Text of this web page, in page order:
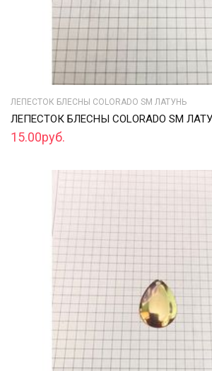
ЛЕПЕСТОК БЛЕСНЫ COLORADO SM ЛАТУНЬ
ЛЕПЕСТОК БЛЕСНЫ COLORADO SM
15.00руб.